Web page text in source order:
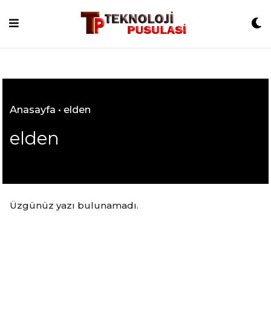
Anasayfa • elden
elden
Üzgünüz yazı bulunamadı.